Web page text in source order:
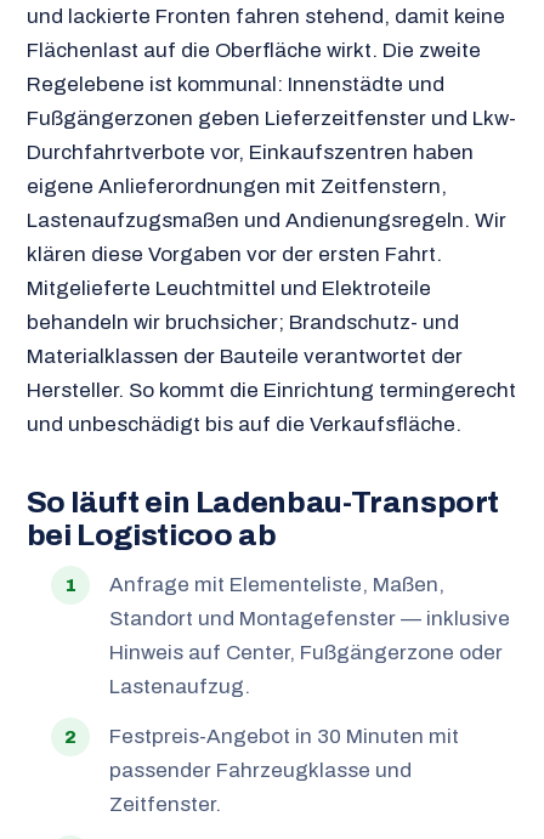
und lackierte Fronten fahren stehend, damit keine
Flächenlast auf die Oberfläche wirkt. Die zweite
Regelebene ist kommunal: Innenstädte und
Fußgängerzonen geben Lieferzeitfenster und Lkw-
Durchfahrtverbote vor, Einkaufszentren haben
eigene Anlieferordnungen mit Zeitfenstern,
Lastenaufzugsmaßen und Andienungsregeln. Wir
klären diese Vorgaben vor der ersten Fahrt.
Mitgelieferte Leuchtmittel und Elektroteile
behandeln wir bruchsicher; Brandschutz- und
Materialklassen der Bauteile verantwortet der
Hersteller. So kommt die Einrichtung termingerecht
und unbeschädigt bis auf die Verkaufsfläche.
So läuft ein Ladenbau-Transport
bei Logisticoo ab
Anfrage mit Elementeliste, Maßen,
Standort und Montagefenster — inklusive
Hinweis auf Center, Fußgängerzone oder
Lastenaufzug.
Festpreis-Angebot in 30 Minuten mit
passender Fahrzeugklasse und
Zeitfenster.